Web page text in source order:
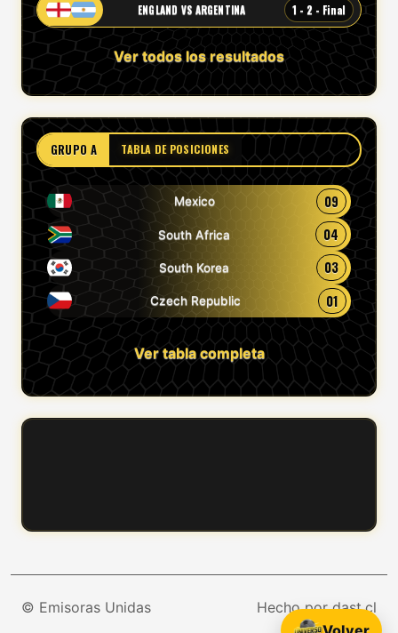
ENGLAND VS ARGENTINA 1 - 2 - Final
Ver todos los resultados
GRUPO A TABLA DE POSICIONES
Mexico 09
South Africa 04
South Korea 03
Czech Republic 01
Ver tabla completa
© Emisoras Unidas
Hecho por dast.cl